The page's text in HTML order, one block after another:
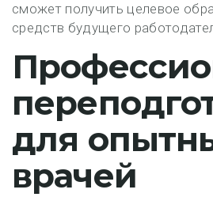
сможет получить целевое
средств будущего
для
врачей